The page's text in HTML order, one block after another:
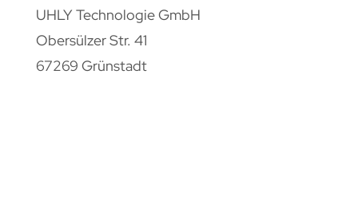
UHLY Technologie GmbH
Obersülzer Str. 41
67269 Grünstadt